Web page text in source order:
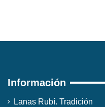
Información
Lanas Rubí. Tradición